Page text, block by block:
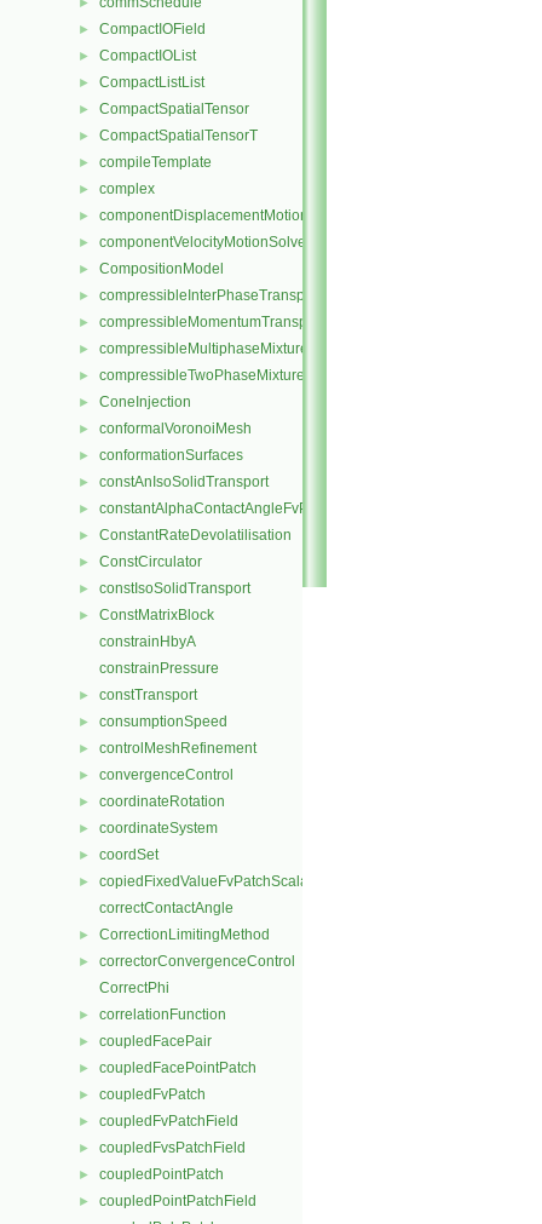
► CompactIOField
► CompactIOList
► CompactListList
► CompactSpatialTensor
► CompactSpatialTensorT
► compileTemplate
► complex
► componentDisplacementMotionSolver
► componentVelocityMotionSolver
► CompositionModel
► compressibleInterPhaseTransportModel
► compressibleMomentumTransportModel
► compressibleMultiphaseMixture
► compressibleTwoPhaseMixture
► ConeInjection
► conformalVoronoiMesh
► conformationSurfaces
► constAnIsoSolidTransport
► constantAlphaContactAngleFvPatchScalarField
► ConstantRateDevolatilisation
► ConstCirculator
► constIsoSolidTransport
►
ConstMatrixBlock
constrainHbyA
constrainPressure
► constTransport
► consumptionSpeed
► controlMeshRefinement
► convergenceControl
► coordinateRotation
► coordinateSystem
► coordSet
►
copiedFixedValueFvPatchScalarField
correctContactAngle
► CorrectionLimitingMethod
►
correctorConvergenceControl
CorrectPhi
► correlationFunction
► coupledFacePair
► coupledFacePointPatch
► coupledFvPatch
► coupledFvPatchField
► coupledFvsPatchField
► coupledPointPatch
► coupledPointPatchField